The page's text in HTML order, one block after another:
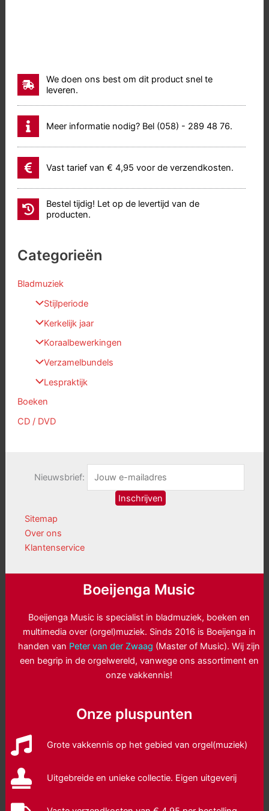
We doen ons best om dit product snel te
leveren.
Meer informatie nodig? Bel (058) - 289 48 76.
Vast tarief van € 4,95 voor de verzendkosten.
Bestel tijdig! Let op de levertijd van de
producten.
Categorieën
Bladmuziek
Stijlperiode
Kerkelijk jaar
Koraalbewerkingen
Verzamelbundels
Lespraktijk
Boeken
CD / DVD
Nieuwsbrief:
Sitemap
Over ons
Klantenservice
Boeijenga Music
Boeijenga Music is specialist in bladmuziek, boeken en
multimedia over (orgel)muziek. Sinds 2016 is Boeijenga in
handen van Peter van der Zwaag (Master of Music). Wij zijn
een begrip in de orgelwereld, vanwege ons assortiment en
onze vakkennis!
Onze pluspunten
Grote vakkennis op het gebied van orgel(muziek)
Uitgebreide en unieke collectie. Eigen uitgeverij